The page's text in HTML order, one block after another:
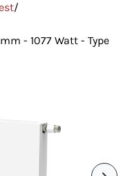
/
- 1077 Watt - Type